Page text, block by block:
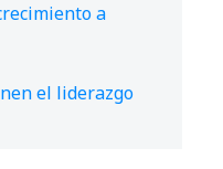
a
el liderazgo